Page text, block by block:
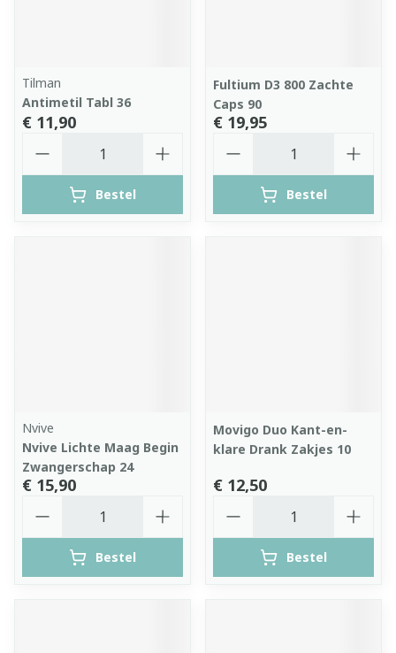
Tilman
Antimetil Tabl 36
€ 11,90
Bestel
Fultium D3 800 Zachte
Caps 90
€ 19,95
Bestel
Nvive
Nvive Lichte Maag Begin
Zwangerschap 24
€ 15,90
Bestel
Movigo Duo Kant-en-
klare Drank Zakjes 10
€ 12,50
Bestel